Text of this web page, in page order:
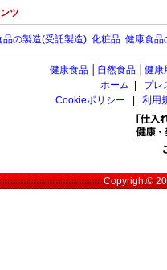
ツ
品の製造(受託製造) 化粧品 健康食品
健康食品 自然食品 健康
ホーム
プレ
Cookieポリシー
利用
Copyright©